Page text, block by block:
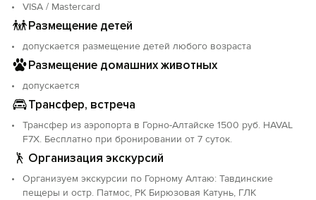
VISA / Mastercard
Размещение детей
допускается размещение детей любого возраста
Размещение домашних животных
допускается
Трансфер, встреча
Трансфер из аэропорта в Горно-Алтайске 1500 руб. HAVAL
F7X. Бесплатно при бронировании от 7 суток.
Организация экскурсий
Организуем экскурсии по Горному Алтаю: Тавдинские
пещеры и остр. Патмос, РК Бирюзовая Катунь, ГЛК